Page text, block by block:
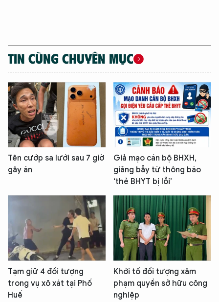
TIN CÙNG CHUYÊN MỤC
Tên cướp sa lưới sau 7 giờ
gây án
Giả mạo cán bộ BHXH,
giăng bẫy từ thông báo
‘thẻ BHYT bị lỗi’
Tạm giữ 4 đối tượng
trong vụ xô xát tại Phố
Huế
Khởi tố đối tượng xâm
phạm quyền sở hữu công
nghiệp